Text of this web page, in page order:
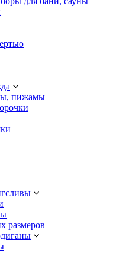
пижамы
размеров